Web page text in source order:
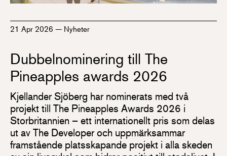
21 Apr 2026 — Nyheter
Dubbelnominering till The
Pineapples awards 2026
Kjellander Sjöberg har nominerats med två
projekt till The Pineapples Awards 2026 i
Storbritannien – ett internationellt pris som delas
ut av The Developer och uppmärksammar
framstående platsskapande projekt i alla skeden